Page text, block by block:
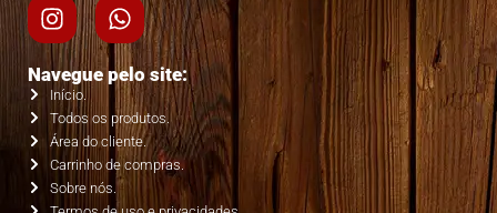
Navegue pelo site:
Início.
Todos os produtos.
Área do cliente.
Carrinho de compras.
Sobre nós.